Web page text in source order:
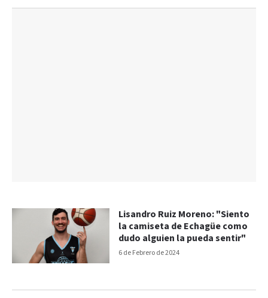
6 de Febrero de 2024
Lisandro Ruiz Moreno: "Siento
la camiseta de Echagüe como
dudo alguien la pueda sentir"